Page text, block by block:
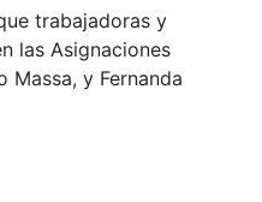
trabajadoras y
las Asignaciones
Massa, y Fernanda